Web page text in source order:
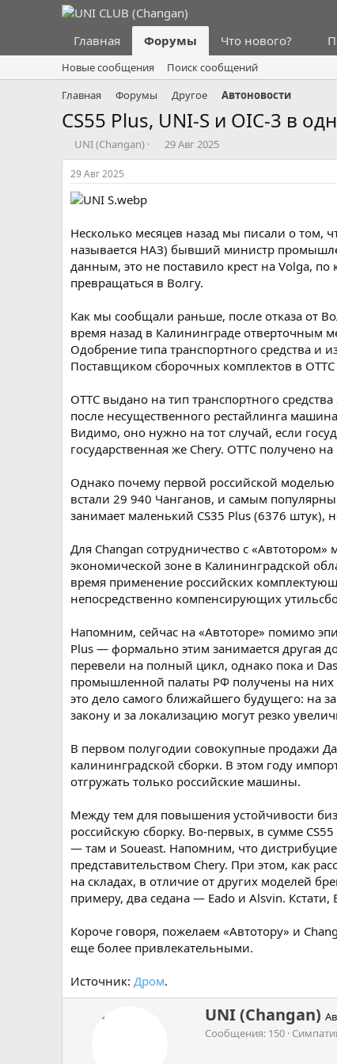
Главная Форумы Что нового?
Новые сообщения
Поиск сообщений
Главная
Форумы Другое Автоновости
CS55 Plus, UNI-S и OIC-3 в
А
в
т
о
р
е
ы
UNI (Changan)
Д
а
а
ч
а
л
а
29 Авг 2025
29 Авг 2025
Несколько месяцев назад мы писали о том,
называется НАЗ) бывший министр
данным, это не поставило крест на Volga,
превращаться в Волгу.
Как мы сообщали раньше, после отказа от
время назад в Калининграде отверточным
Одобрение типа транспортного средства и
Поставщиком сборочных комплектов в ОТТС
ОТТС выдано на тип транспортного
после несущественного рестайлинга
Видимо, оно нужно на тот случай, если
государственная же Chery. ОТТС получено
Однако почему первой российской моделью
встали 29 940 Чанганов, и самым
занимает маленький CS35 Plus (6376 штук),
Для Changan сотрудничество с
экономической зоне в Калининградской
время применение российских
непосредственно компенсирующих
Напомним, сейчас на «Автоторе» помимо
Plus — формально этим занимается другая
перевели на полный цикл, однако пока и
промышленной палаты РФ получены на них
это дело самого ближайшего будущего: на
закону и за локализацию могут резко
В первом полугодии совокупные продажи
калининградской сборки. В этом году
отгружать только российские машины.
Между тем для повышения устойчивости
российскую сборку. Во-первых, в сумме
— там и Soueast. Напомним, что
представительством Chery. При этом, как
на складах, в отличие от других моделей
примеру, два седана — Eado и Alsvin. Кстати,
Короче говоря, пожелаем «Автотору» и
еще более привлекательными.
Источник: Дром.
А
в
т
UNI (Changan)
Сообщения 150